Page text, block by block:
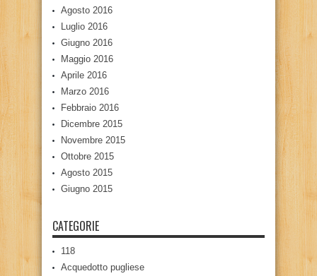
Agosto 2016
Luglio 2016
Giugno 2016
Maggio 2016
Aprile 2016
Marzo 2016
Febbraio 2016
Dicembre 2015
Novembre 2015
Ottobre 2015
Agosto 2015
Giugno 2015
CATEGORIE
118
Acquedotto pugliese